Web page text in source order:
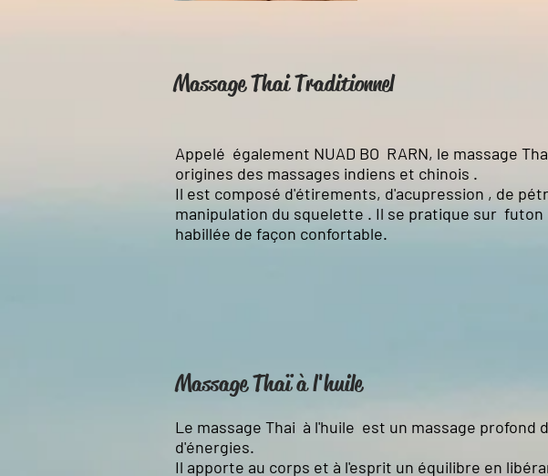
Massage Thai Traditionnel
Appelé également NUAD BO RARN, le massage
origines des massages indiens et chinois .
Il est composé d'étirements, d'acupression , de
manipulation du squelette . Il se pratique sur
habillée de façon confortable.
Massage Thaï à l'huile
Le massage Thai à l'huile est un massage profond
d'énergies.
Il apporte au corps et à l'esprit un équilibre en